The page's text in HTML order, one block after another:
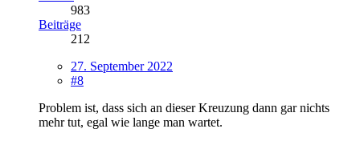
983
Beiträge
212
27. September 2022
#8
Problem ist, dass sich an dieser Kreuzung dann gar nichts
mehr tut, egal wie lange man wartet.